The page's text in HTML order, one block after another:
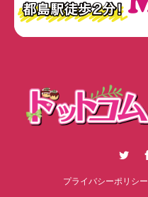
RSS
プライバシーポリシー